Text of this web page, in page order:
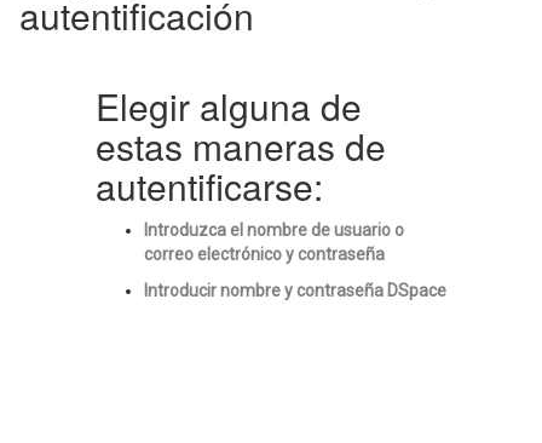
autentificación
Elegir alguna de
estas maneras de
autentificarse:
Introduzca el nombre de usuario o
correo electrónico y contraseña
Introducir nombre y contraseña DSpace